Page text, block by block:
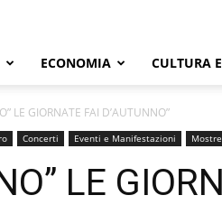
ECONOMIA CULTURA
LE GIORNATE FAI D’AUTUNNO”
Concerti Eventi e Manifestazioni
LE